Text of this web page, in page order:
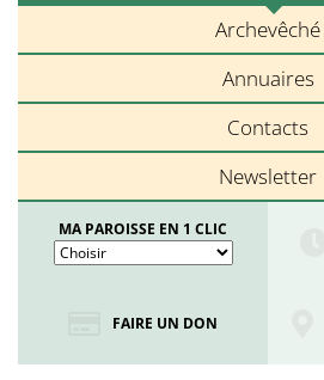
Archevêché
Annuaires
Contacts
Newsletter
MA PAROISSE EN 1 CLIC
FAIRE UN DON